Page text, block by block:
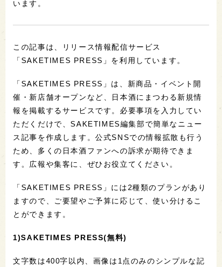
います。
この記事は、リリース情報配信サービス
「SAKETIMES PRESS」を利用しています。
「SAKETIMES PRESS」は、新商品・イベント開
催・新店舗オープンなど、日本酒にまつわる新規情
報を掲載するサービスです。必要事項を入力してい
ただくだけで、SAKETIMES編集部で簡単なニュー
ス記事を作成します。公式SNSでの情報拡散も行う
ため、多くの日本酒ファンへの訴求が期待できま
す。広報や集客に、ぜひお役立てください。
「SAKETIMES PRESS」には2種類のプランがあり
ますので、ご要望やご予算に応じて、使い分けるこ
とができます。
1)SAKETIMES PRESS(無料)
文字数は400字以内、画像は1点のみのシンプルな記